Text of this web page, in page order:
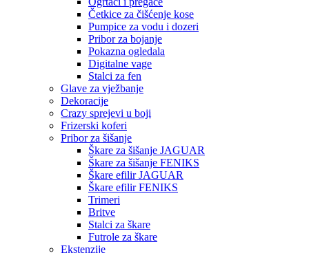
Četkice za čišćenje kose
Pumpice za vodu i dozeri
Pribor za bojanje
Pokazna ogledala
Digitalne vage
Stalci za fen
Glave za vježbanje
Dekoracije
Crazy sprejevi u boji
Frizerski koferi
Pribor za šišanje
Škare za šišanje JAGUAR
Škare za šišanje FENIKS
Škare efilir JAGUAR
Škare efilir FENIKS
Trimeri
Britve
Stalci za škare
Futrole za škare
Ekstenzije